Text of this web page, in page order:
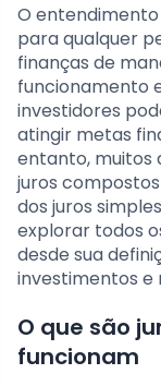
O
para qualquer
finanças de
funcionamento
investidores
atingir metas
entanto, muitos
juros
dos juros
explorar todos
desde sua
investimentos e
O que são
funcionam